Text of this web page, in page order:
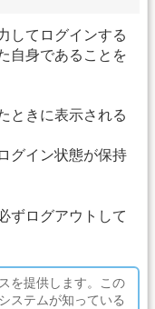
してログインする
自身であることを
ときに表示される
グイン状態が保持
ずログアウトして
を提供します。この
ステムが知っている